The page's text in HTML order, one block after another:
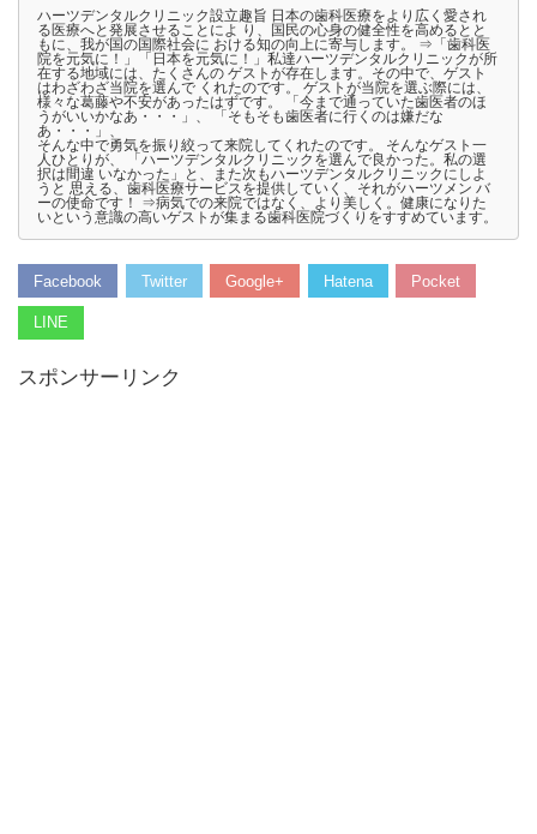
ハーツデンタルクリニック設立趣旨 日本の歯科医療をより広く愛され
る医療へと発展させることによ り、国民の心身の健全性を高めるとと
もに、我が国の国際社会に おける知の向上に寄与します。 ⇒「歯科医
院を元気に！」「日本を元気に！」私達ハーツデンタルクリニックが所
在する地域には、たくさんの ゲストが存在します。その中で、ゲスト
はわざわざ当院を選んで くれたのです。 ゲストが当院を選ぶ際には、
様々な葛藤や不安があったはずです。 「今まで通っていた歯医者のほ
うがいいかなあ・・・」、 「そもそも歯医者に行くのは嫌だな
あ・・・」、
そんな中で勇気を振り絞って来院してくれたのです。 そんなゲスト一
人ひとりが、 「ハーツデンタルクリニックを選んで良かった。私の選
択は間違 いなかった」と、また次もハーツデンタルクリニックにしよ
うと 思える、歯科医療サービスを提供していく、それがハーツメン バ
ーの使命です！ ⇒病気での来院ではなく、より美しく。健康になりた
いという意識の高いゲストが集まる歯科医院づくりをすすめています。
Facebook Twitter Google+ Hatena Pocket
LINE
スポンサーリンク